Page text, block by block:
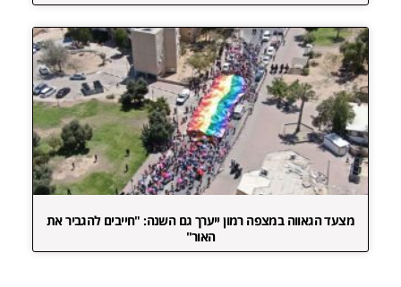
מצעד הגאווה במצפה רמון ייערך גם השנה: "חייבים להגביר את
האור"